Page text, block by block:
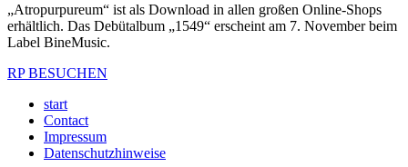
„Atropurpureum“ ist als Download in allen großen Online-Shops
erhältlich. Das Debütalbum „1549“ erscheint am 7. November beim
Label BineMusic.
RP BESUCHEN
start
Contact
Impressum
Datenschutzhinweise